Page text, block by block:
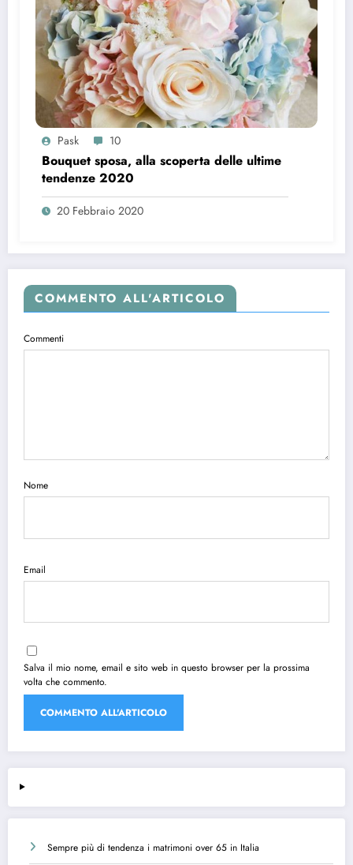
Pask 10
Bouquet sposa, alla scoperta delle ultime
tendenze 2020
20 Febbraio 2020
COMMENTO ALL'ARTICOLO
Commenti
Nome
Email
Salva il mio nome, email e sito web in questo browser per la prossima
volta che commento.
Sempre più di tendenza i matrimoni over 65 in Italia